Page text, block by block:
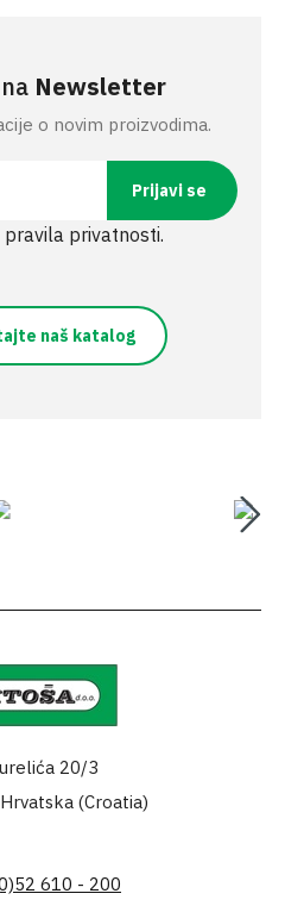
Newsletter
o novim proizvodima.
pravila privatnosti.
naš katalog
20/3
(Croatia)
610 - 200